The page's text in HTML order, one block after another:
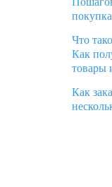
Что
Как
товары
Как